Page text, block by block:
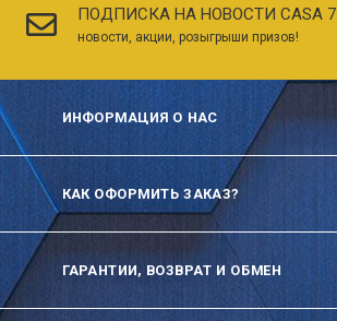
ПОДПИСКА НА НОВОСТИ CASA 7
новости, акции, розыгрыши призов!
ИНФОРМАЦИЯ О НАС
КАК ОФОРМИТЬ ЗАКАЗ?
ГАРАНТИИ, ВОЗВРАТ И ОБМЕН